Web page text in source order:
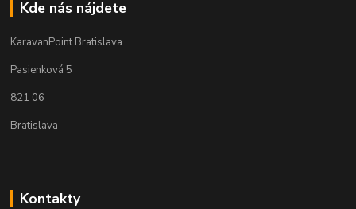
Kde nás nájdete
KaravanPoint Bratislava
Pasienková 5
821 06
Bratislava
Kontakty